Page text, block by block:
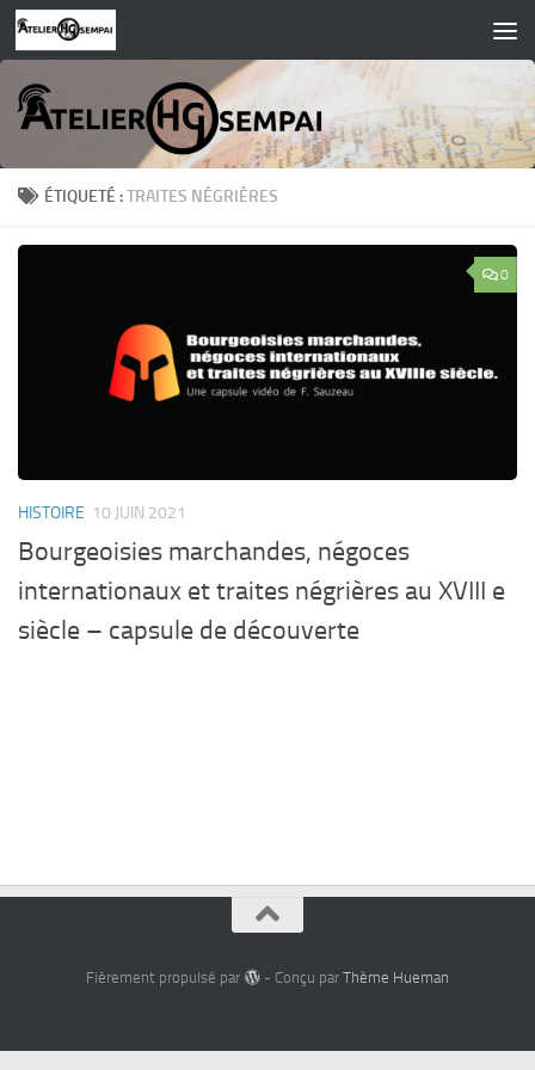
Skip to content
ÉTIQUETÉ :TRAITES NÉGRIÈRES
0
HISTOIRE 10 JUIN 2021
Bourgeoisies marchandes, négoces
internationaux et traites négrières au XVIII e
siècle – capsule de découverte
Fièrement propulsé par - Conçu par Thème Hueman